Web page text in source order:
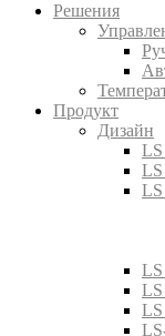
Решения
Продукт
Дизайн
LS
LS
LS
LS